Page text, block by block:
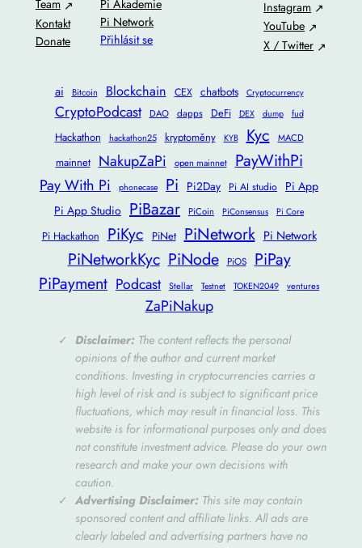
Team
Kontakt
Donate
Pi Akademie
Pi Network
Přihlásit se
Instagram
YouTube
X / Twitter
ai Bitcoin Blockchain CEX chatbots Cryptocurrency
CryptoPodcast DAO dapps DeFi DEX dump fud
Hackathon hackathon25 kryptoměny KYB Kyc MACD
mainnet NakupZaPi open mainnet PayWithPi
Pay With Pi phonecase Pi Pi2Day Pi AI studio
Pi App
Pi App Studio PiBazar PiCoin PiConsensus Pi Core
Pi Hackathon PiKyc PiNet PiNetwork Pi Network
PiNetworkKyc PiNode PiOS
PiPay
PiPayment Podcast Stellar Testnet TOKEN2049 ventures
ZaPiNakup
Disclaimer: The content reflects the personal
opinions of the author and current market
conditions. Investing in cryptocurrencies carries a
high level of risk and is subject to significant price
fluctuations, which may result in financial loss. This
website is for informational purposes only and does
not constitute investment advice. Please do your own
research and make your own decisions with
caution.
Advertising Disclaimer: This site may contain
sponsored content and affiliate links. All ads are
clearly labeled and advertising partners have no